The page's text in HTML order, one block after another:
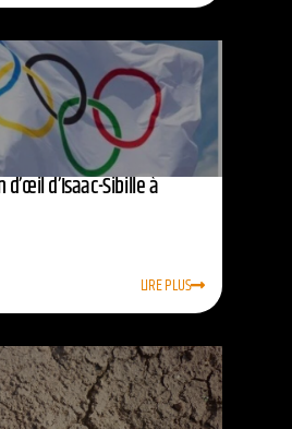
d’œil d’Isaac-Sibille à
LIRE PLUS